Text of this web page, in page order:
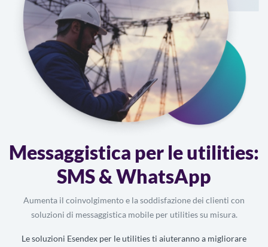
Messaggistica per le utilities:
SMS & WhatsApp
Aumenta il coinvolgimento e la soddisfazione dei clienti con
soluzioni di messaggistica mobile per utilities su misura.
Le soluzioni Esendex per le utilities ti aiuteranno a migliorare